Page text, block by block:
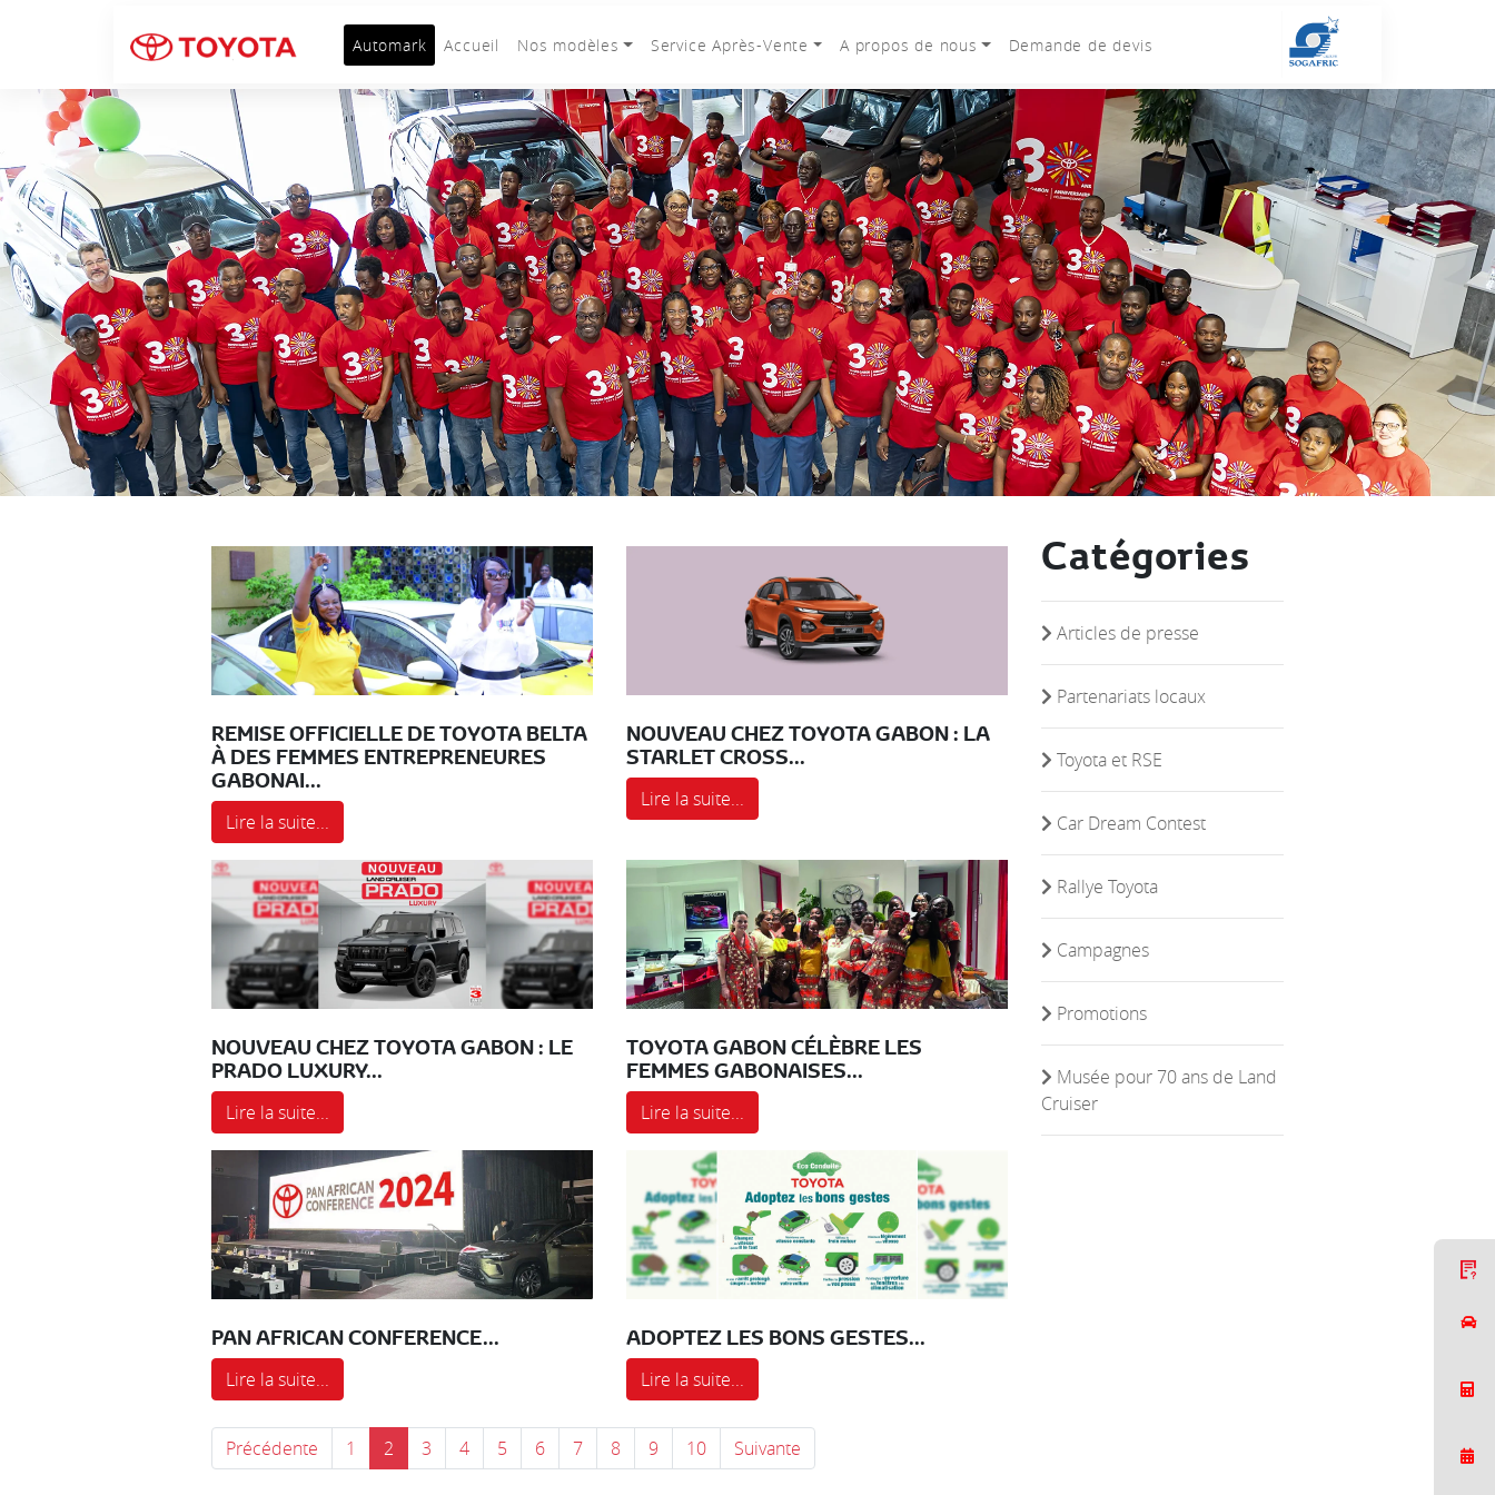
Automark Accueil Nos modèles Service Après-Vente A propos de nous Demande de devis
REMISE OFFICIELLE DE TOYOTA BELTA
À DES FEMMES ENTREPRENEURES
GABONAI...
Lire la suite...
NOUVEAU CHEZ TOYOTA GABON : LA
STARLET CROSS...
Lire la suite...
NOUVEAU CHEZ TOYOTA GABON : LE
PRADO LUXURY...
Lire la suite...
TOYOTA GABON CÉLÈBRE LES
FEMMES GABONAISES...
Lire la suite...
PAN AFRICAN CONFERENCE...
Lire la suite...
ADOPTEZ LES BONS GESTES...
Lire la suite...
Précédente 1 2 3 4 5 6 7 8 9 10 Suivante
Catégories
Articles de presse
Partenariats locaux
Toyota et RSE
Car Dream Contest
Rallye Toyota
Campagnes
Promotions
Musée pour 70 ans de Land
Cruiser